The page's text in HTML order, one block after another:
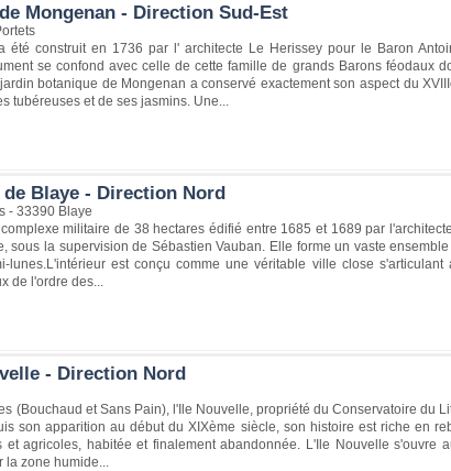
Mongenan - Direction Sud-Est
été construit en 1736 par l' architecte Le Herissey pour le Baron
se confond avec celle de cette famille de grands Barons féodaux
botanique de Mongenan a conservé exactement son aspect du
tubéreuses et de ses jasmins. Une...
Blaye - Direction Nord
- 33390 Blaye
militaire de 38 hectares édifié entre 1685 et 1689 par
sous la supervision de Sébastien Vauban. Elle forme un vaste
lunes.L'intérieur est conçu comme une véritable ville close
de l'ordre des...
- Direction Nord
(Bouchaud et Sans Pain), l'Ile Nouvelle, propriété du Conservatoire du
son apparition au début du XIXème siècle, son histoire est riche en
et agricoles, habitée et finalement abandonnée. L'Ile Nouvelle s'ouvre
zone humide...